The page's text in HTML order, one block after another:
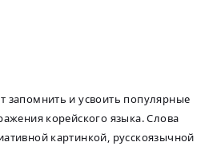
запомнить и усвоить популярные
корейского языка. Слова
картинкой, русскоязычной